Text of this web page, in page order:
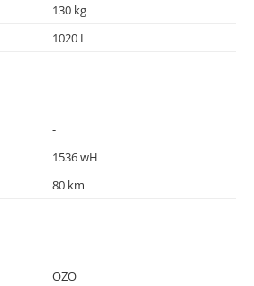
130 kg
1020 L
-
1536 wH
80 km
OZO